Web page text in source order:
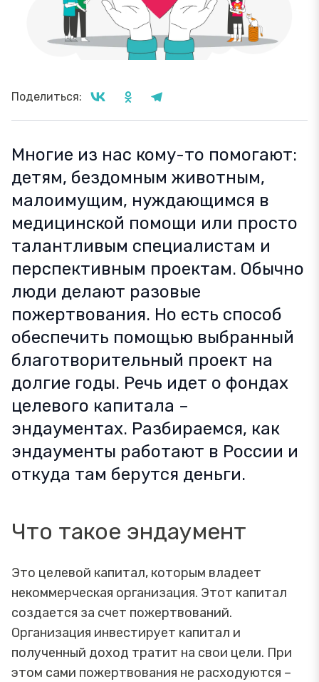
Поделиться:
Многие из нас кому-то помогают:
детям, бездомным животным,
малоимущим, нуждающимся в
медицинской помощи или просто
талантливым специалистам и
перспективным проектам. Обычно
люди делают разовые
пожертвования. Но есть способ
обеспечить помощью выбранный
благотворительный проект на
долгие годы. Речь идет о фондах
целевого капитала –
эндаументах. Разбираемся, как
эндаументы работают в России и
откуда там берутся деньги.
Что такое эндаумент
Это целевой капитал, которым владеет
некоммерческая организация. Этот капитал
создается за счет пожертвований.
Организация инвестирует капитал и
полученный доход тратит на свои цели. При
этом сами пожертвования не расходуются –